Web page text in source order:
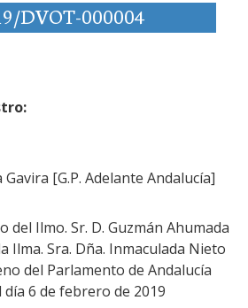
DVOT-000004
[G.P. Adelante Andalucía]
del Ilmo. Sr. D. Guzmán Ahumada
Ilma. Sra. Dña. Inmaculada Nieto
del Parlamento de Andalucía
6 de febrero de 2019